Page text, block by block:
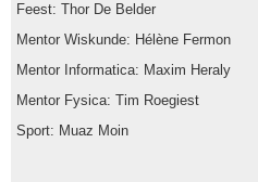
Feest: Thor De Belder
Mentor Wiskunde: Hélène Fermon
Mentor Informatica: Maxim Heraly
Mentor Fysica: Tim Roegiest
Sport: Muaz Moin